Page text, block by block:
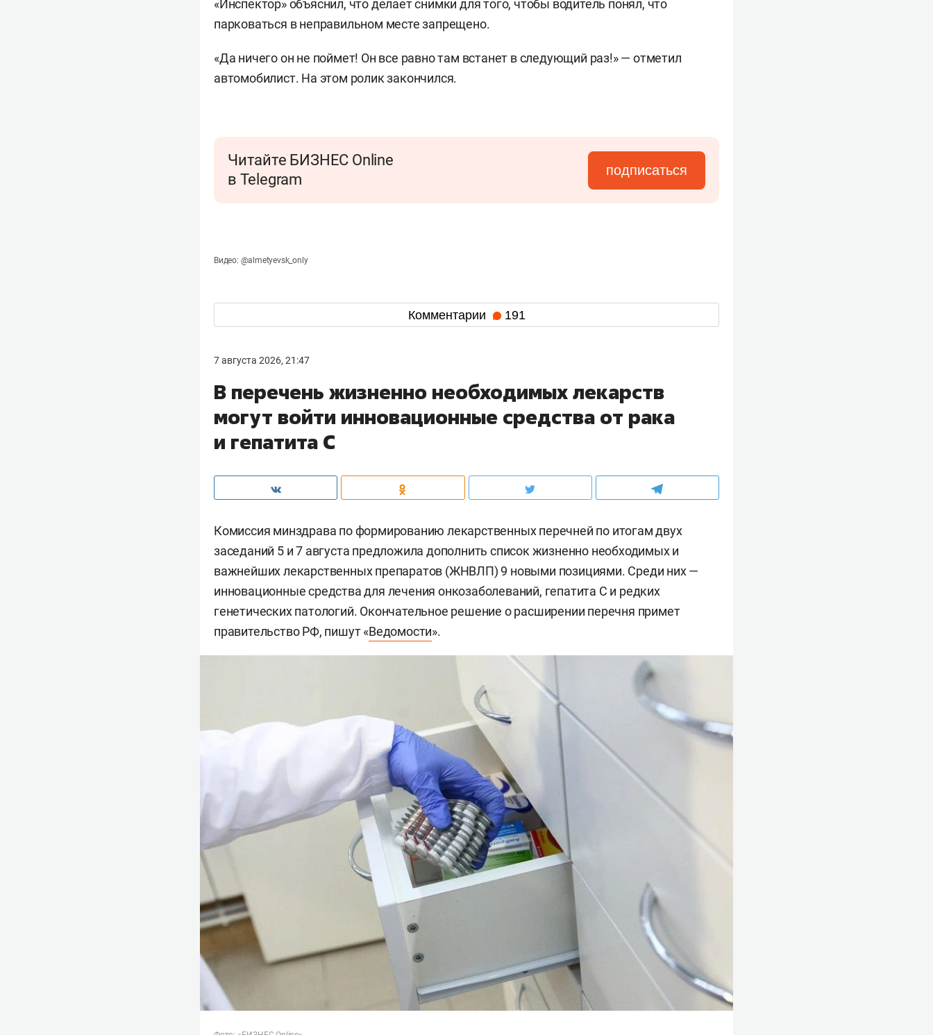
«Инспектор» объяснил, что делает снимки для того, чтобы водитель понял, что
парковаться в неправильном месте запрещено.
«Да ничего он не поймет! Он все равно там встанет в следующий раз!» — отметил
автомобилист. На этом ролик закончился.
Читайте БИЗНЕС Online
в Telegram
подписаться
Видео: @almetyevsk_only
Комментарии 191
7 августа 2026, 21:47
В перечень жизненно необходимых лекарств
могут войти инновационные средства от рака
и гепатита С
Комиссия минздрава по формированию лекарственных перечней по итогам двух
заседаний 5 и 7 августа предложила дополнить список жизненно необходимых и
важнейших лекарственных препаратов (ЖНВЛП) 9 новыми позициями. Среди них —
инновационные средства для лечения онкозаболеваний, гепатита С и редких
генетических патологий. Окончательное решение о расширении перечня примет
правительство РФ, пишут «Ведомости».